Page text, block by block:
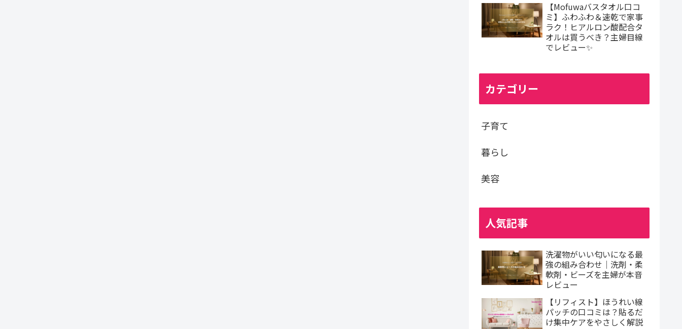
【Mofuwaバスタオル口コ
ミ】ふわふわ＆速乾で家事
ラク！ヒアルロン酸配合タ
オルは買うべき？主婦目線
でレビュー✨
カテゴリー
子育て
暮らし
美容
人気記事
洗濯物がいい匂いになる最
強の組み合わせ｜洗剤・柔
軟剤・ビーズを主婦が本音
レビュー
【リフィスト】ほうれい線
パッチの口コミは？貼るだ
け集中ケアをやさしく解説